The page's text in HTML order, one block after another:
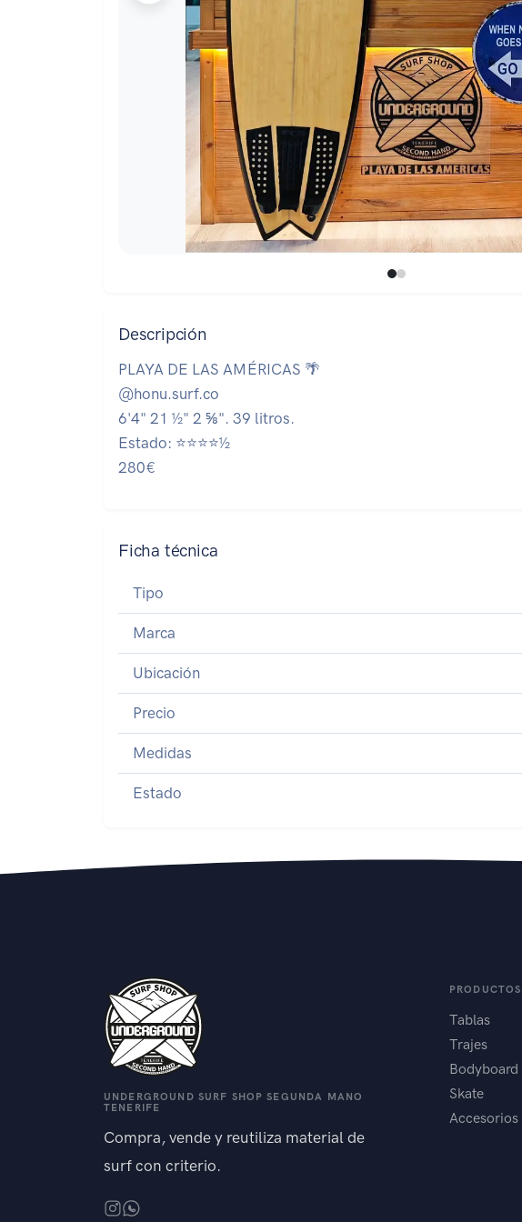
Descripción
PLAYA DE LAS AMÉRICAS 🌴
@honu.surf.co
6'4" 21 ½" 2 ⅝". 39 litros.
Estado: ⭐⭐⭐⭐½
280€
Ficha técnica
Tipo
Marca
Ubicación
Precio
Medidas
Estado
UNDERGROUND SURF SHOP SEGUNDA MANO
TENERIFE
Compra, vende y reutiliza material de
surf con criterio.
PRODUCTOS
Tablas
Trajes
Bodyboard
Skate
Accesorios